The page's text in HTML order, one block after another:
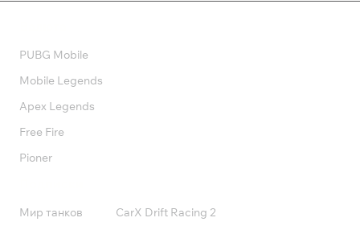
PUBG Mobile
Mobile Legends
Apex Legends
Free Fire
Pioner
Мир танков
CarX Drift Racing 2